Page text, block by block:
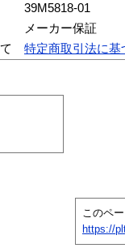
39M5818-01
メーカー保証
特定商取引法に基
このペー
https://